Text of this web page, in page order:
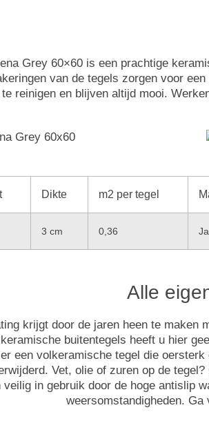
Grey 60×60 is een prachtige
van de tegels zorgen voor
te reinigen en blijven altijd mooi.
Dikte m2 per tegel
3 cm 0,36 Ja
Alle
krijgt door de jaren heen te maken
buitentegels heeft u hier
een volkeramische tegel die
Vet, olie of zuren op de
veilig in gebruik door de hoge antislip
weersomstandigheden. Ga